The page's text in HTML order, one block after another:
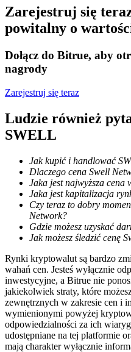
Elastyczne stawianie
tokenach
Ekskluzywne inwestycje
Pożyczki
Usługa pożyczek
Zarejestruj się
powitalny o
Dołącz do Bitrue, aby
nagrody
Zarejestruj się teraz
Ludzie również
SWELL
Jak kupić i handlować
Dlaczego cena Swell
Jaka jest najwyższa
Jaka jest kapitalizacja
Czy teraz to dobry
Network?
Gdzie możesz uzyskać
Jak możesz śledzić cenę
Rynki kryptowalut są bardzo
wahań cen. Jesteś wyłącznie
inwestycyjne, a Bitrue nie
jakiekolwiek straty, które
zewnętrznych w zakresie cen i
wymienionymi powyżej
odpowiedzialności za ich
udostępniane na tej platformie
mają charakter wyłącznie